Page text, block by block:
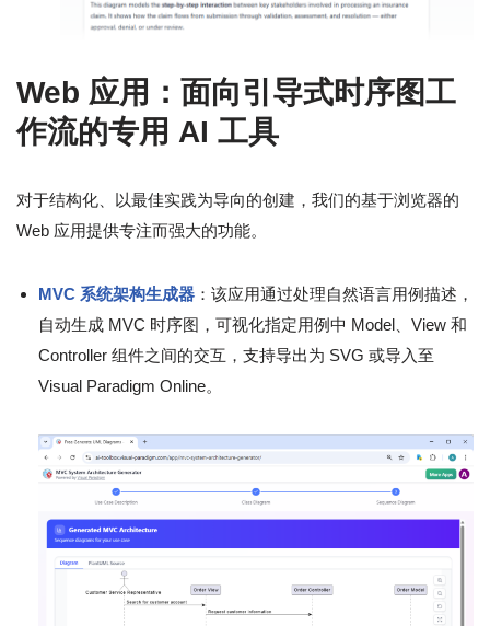
Web 应用：面向引导式时序图工
作流的专用 AI 工具
对于结构化、以最佳实践为导向的创建，我们的基于浏览器的
Web 应用提供专注而强大的功能。
MVC 系统架构生成器 ：该应用通过处理自然语言用例描述，
自动生成 MVC 时序图，可视化指定用例中 Model、View 和
Controller 组件之间的交互，支持导出为 SVG 或导入至
Visual Paradigm Online。